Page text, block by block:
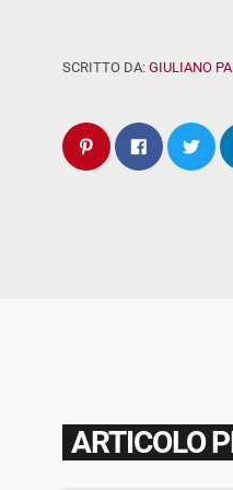
SCRITTO DA: GIULIANO
ARTICOLO